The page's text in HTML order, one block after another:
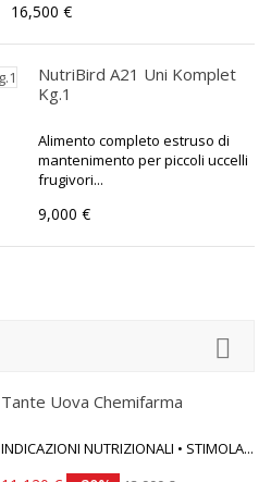
16,500 €
NutriBird A21 Uni Komplet
Kg.1
Alimento completo estruso di
mantenimento per piccoli uccelli
frugivori...
9,000 €
Tante Uova Chemifarma
INDICAZIONI NUTRIZIONALI • STIMOLA...